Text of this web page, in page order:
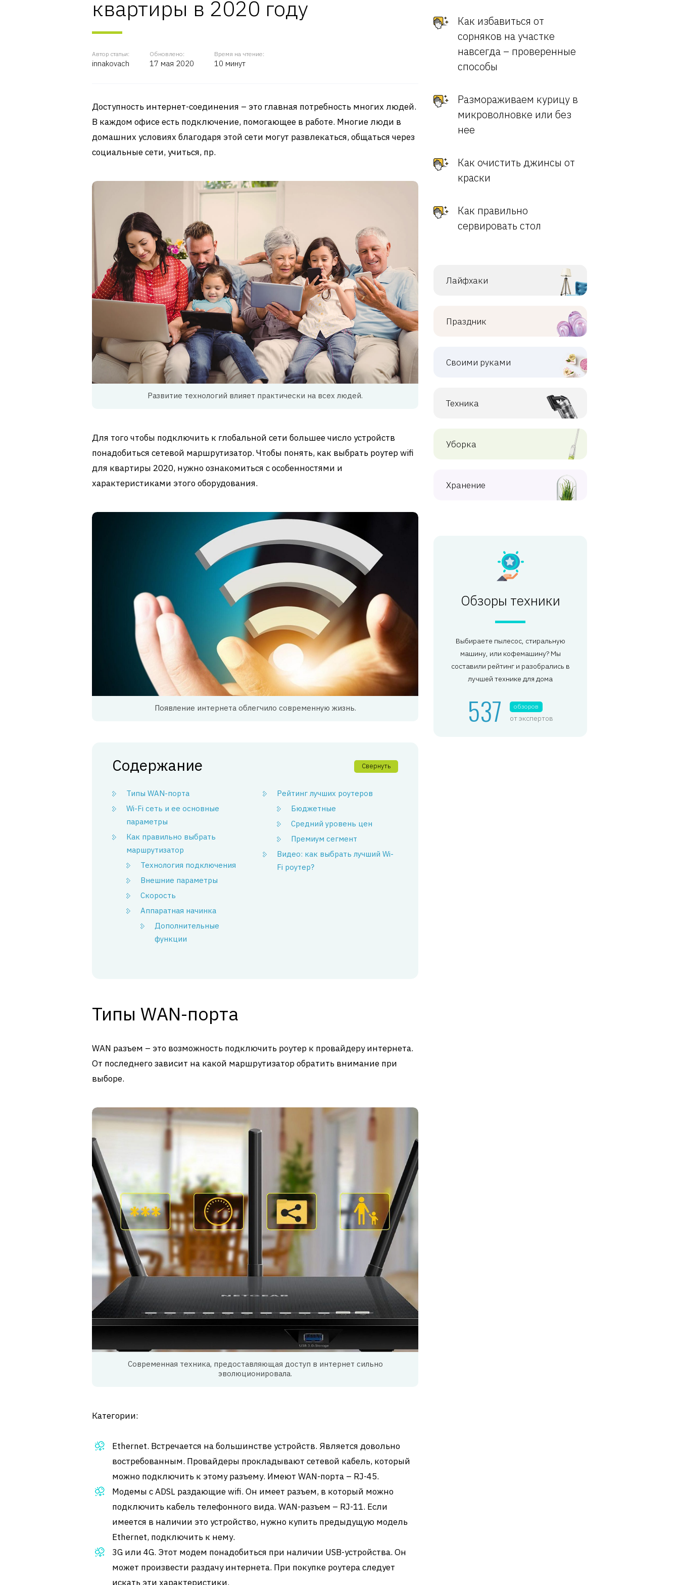
квартиры в 2020 году
Автор статьи:
innakovach
Обновлено:
17 мая 2020
Время на чтение:
10 минут
Доступность интернет-соединения – это главная потребность многих людей.
В каждом офисе есть подключение, помогающее в работе. Многие люди в
домашних условиях благодаря этой сети могут развлекаться, общаться через
социальные сети, учиться, пр.
Развитие технологий влияет практически на всех людей.
Для того чтобы подключить к глобальной сети большее число устройств
понадобиться сетевой маршрутизатор. Чтобы понять, как выбрать роутер wifi
для квартиры 2020, нужно ознакомиться с особенностями и
характеристиками этого оборудования.
Появление интернета облегчило современную жизнь.
Содержание Свернуть
Типы WAN-порта
Wi-Fi сеть и ее основные
параметры
Как правильно выбрать
маршрутизатор
Технология подключения
Внешние параметры
Скорость
Аппаратная начинка
Дополнительные
функции
Рейтинг лучших роутеров
Бюджетные
Средний уровень цен
Премиум сегмент
Видео: как выбрать лучший Wi-
Fi роутер?
Типы WAN-порта
WAN разъем – это возможность подключить роутер к провайдеру интернета.
От последнего зависит на какой маршрутизатор обратить внимание при
выборе.
Современная техника, предоставляющая доступ в интернет сильно
эволюционировала.
Категории:
Ethernet. Встречается на большинстве устройств. Является довольно
востребованным. Провайдеры прокладывают сетевой кабель, который
можно подключить к этому разъему. Имеют WAN-порта – RJ-45.
Модемы с ADSL раздающие wifi. Он имеет разъем, в который можно
подключить кабель телефонного вида. WAN-разъем – RJ-11. Если
имеется в наличии это устройство, нужно купить предыдущую модель
Ethernet, подключить к нему.
3G или 4G. Этот модем понадобиться при наличии USB-устройства. Он
может произвести раздачу интернета. При покупке роутера следует
искать эти характеристики.
Как избавиться от
сорняков на участке
навсегда – проверенные
способы
Размораживаем курицу в
микроволновке или без
нее
Как очистить джинсы от
краски
Как правильно
сервировать стол
Лайфхаки
Праздник
Своими руками
Техника
Уборка
Хранение
Обзоры техники
Выбираете пылесос, стиральную
машину, или кофемашину? Мы
составили рейтинг и разобрались в
лучшей технике для дома
537 обзоров
от экспертов